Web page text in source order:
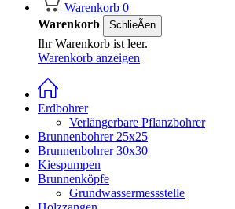
Warenkorb 0
Warenkorb
SchlieÃen
Ihr Warenkorb ist leer.
Warenkorb anzeigen
Erdbohrer
Verlängerbare Pflanzbohrer
Brunnenbohrer 25x25
Brunnenbohrer 30x30
Kiespumpen
Brunnenköpfe
Grundwassermessstelle